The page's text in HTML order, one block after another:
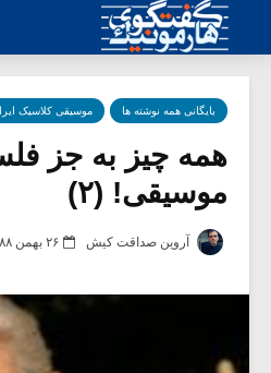
بایگانی همه نوشته ها موسیقی کلاسیک
همه چیز به جز
موسیقی! (۲)
آروین صداقت کیش ۲۶ بهمن ۱۳۸۸